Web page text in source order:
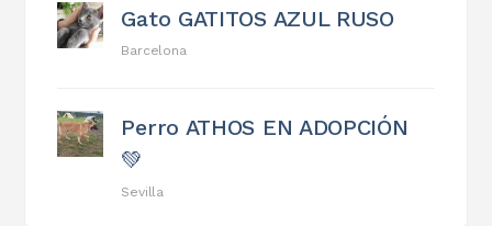
Gato GATITOS AZUL RUSO
Barcelona
Perro ATHOS EN ADOPCIÓN
💚
Sevilla